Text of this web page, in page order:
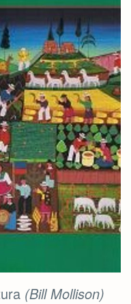
(Bill Mollison)